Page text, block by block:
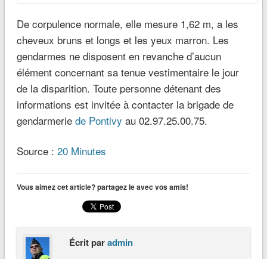
De corpulence normale, elle mesure 1,62 m, a les
cheveux bruns et longs et les yeux marron. Les
gendarmes ne disposent en revanche d’aucun
élément concernant sa tenue vestimentaire le jour
de la disparition. Toute personne détenant des
informations est invitée à contacter la brigade de
gendarmerie de Pontivy au 02.97.25.00.75.
Source : 20 Minutes
Vous aimez cet article? partagez le avec vos amis!
Écrit paradmin